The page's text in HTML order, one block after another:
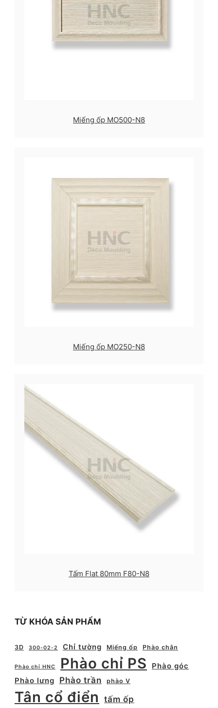
Miếng ốp MO500-N8
Miếng ốp MO250-N8
Tấm Flat 80mm F80-N8
TỪ KHÓA SẢN PHẨM
3D 300-02-2 Chỉ tường Miếng ốp Phào chân
Phào chỉ HNC Phào chỉ PS
Phào góc
Phào lưng
Phào trần phào V
Tân cổ điển tấm ốp